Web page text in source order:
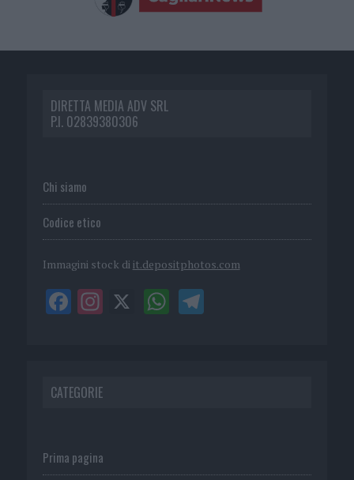
DIRETTA MEDIA ADV SRL
P.I. 02839380306
Chi siamo
Codice etico
Immagini stock di it.depositphotos.com
CATEGORIE
Prima pagina